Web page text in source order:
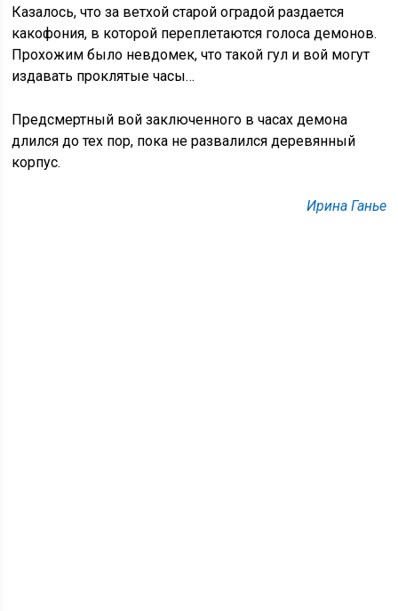
Казалось, что за ветхой старой оградой раздается
какофония, в которой переплетаются голоса демонов.
Прохожим было невдомек, что такой гул и вой могут
издавать проклятые часы…
Предсмертный вой заключенного в часах демона
длился до тех пор, пока не развалился деревянный
корпус.
Ирина Ганье